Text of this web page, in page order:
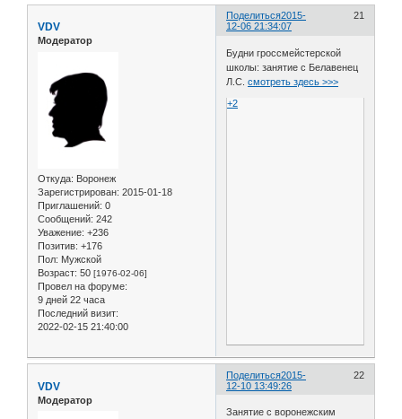
Поделиться 21
2015-
12-06 21:34:07
VDV
Модератор
Откуда: Воронеж
Зарегистрирован: 2015-01-18
Приглашений: 0
Сообщений: 242
Уважение: +236
Позитив: +176
Пол: Мужской
Возраст: 50 [1976-02-06]
Провел на форуме:
9 дней 22 часа
Последний визит:
2022-02-15 21:40:00
Будни гроссмейстерской
школы: занятие с Белавенец
Л.С.смотреть здесь >>>
+2
Поделиться 22
2015-
12-10 13:49:26
VDV
Модератор
Занятие с воронежским